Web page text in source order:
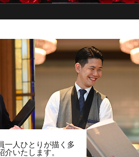
一人ひとりが描く多
介いたします。